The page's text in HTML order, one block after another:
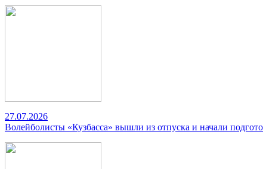
27.07.2026
Волейболисты «Кузбасса» вышли из отпуска и начали